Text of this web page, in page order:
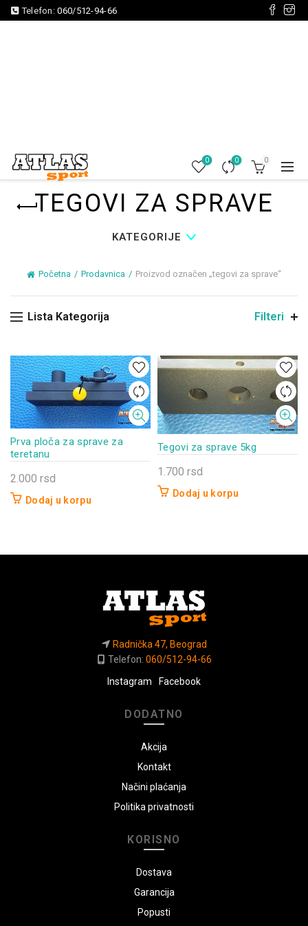
Telefon:060/512-94-66
0 0 0
TEGOVI ZA SPRAVE
KATEGORIJE
Početna Prodavnica Proizvod označen „tegovi za sprave“
Lista Kategorija Filteri
Prva ploča za sprave za
teretanu
2.000 rsd
Dodaj u korpu
Tegovi za sprave 5kg
1.700 rsd
Dodaj u korpu
Radnička 47, Beograd
Telefon: 060/512-94-66
Instagram
Facebook
DODATNO
Akcija
Kontakt
Načini plaćanja
Politika privatnosti
KORISNO
Dostava
Garancija
Popusti